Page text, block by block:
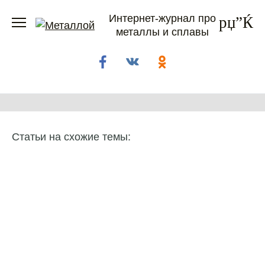
Интернет-журнал про
металлы и сплавы
Статьи на схожие темы: